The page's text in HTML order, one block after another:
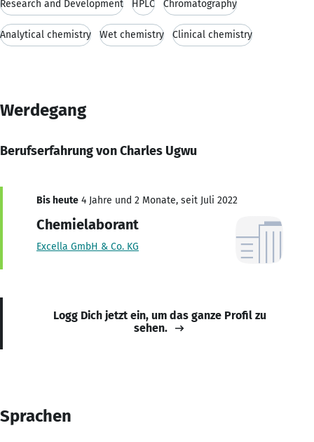
Research and Development HPLC Chromatography
Analytical chemistry Wet chemistry Clinical chemistry
Werdegang
Berufserfahrung von Charles Ugwu
Bis heute 4 Jahre und 2 Monate, seit Juli 2022
Chemielaborant
Excella GmbH & Co. KG
Logg Dich jetzt ein, um das ganze Profil zu
sehen.
Sprachen